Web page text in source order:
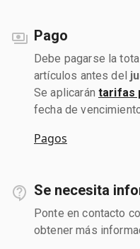
Pago
Debe pagarse la
artículos antes del
Se aplicarán tarifas
fecha de
Pagos
Se necesita
Ponte en contacto
obtener más